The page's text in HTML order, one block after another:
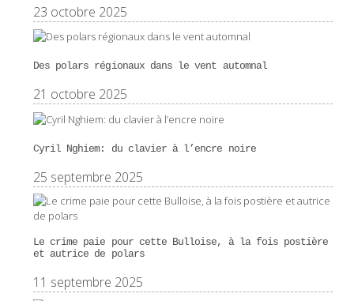
23 octobre 2025
Des polars régionaux dans le vent automnal
21 octobre 2025
Cyril Nghiem: du clavier à l’encre noire
25 septembre 2025
Le crime paie pour cette Bulloise, à la fois postière
et autrice de polars
11 septembre 2025